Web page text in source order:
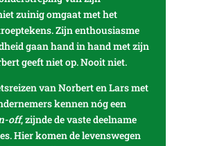
zuinig omgaat met het
Zijn enthousiasme
gaan hand in hand met zijn
geeft niet op. Nooit niet.
van Norbert en Lars met
kennen nóg een
off, zijnde de vaste deelname
Hier komen de levenswegen